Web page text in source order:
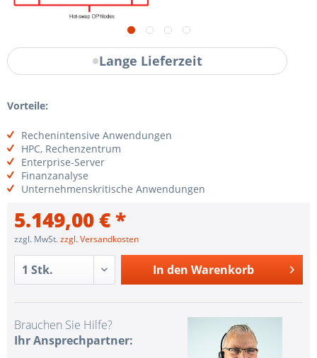
Lange Lieferzeit
Vorteile:
Rechenintensive Anwendungen
HPC, Rechenzentrum
Enterprise-Server
Finanzanalyse
Unternehmenskritische Anwendungen
5.149,00 € *
zzgl. MwSt.zzgl. Versandkosten
In den Warenkorb
Brauchen Sie Hilfe?
Ihr Ansprechpartner: